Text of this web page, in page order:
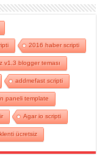
2016 haber scripti
v1.3 blogger teması
addmefast scripti
paneli template
Agar io scripti
ücretsiz